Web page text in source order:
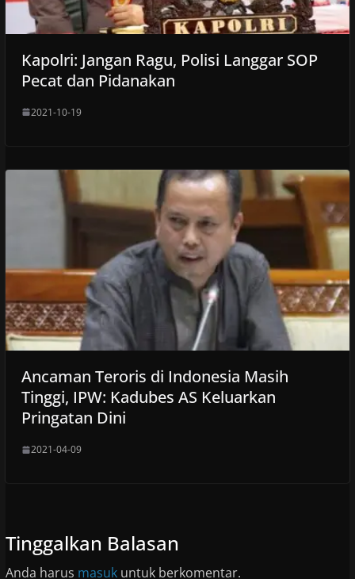
Kapolri: Jangan Ragu, Polisi Langgar SOP
Pecat dan Pidanakan
2021-10-19
Ancaman Teroris di Indonesia Masih
Tinggi, IPW: Kadubes AS Keluarkan
Pringatan Dini
2021-04-09
Tinggalkan Balasan
Anda harus masukuntuk berkomentar.